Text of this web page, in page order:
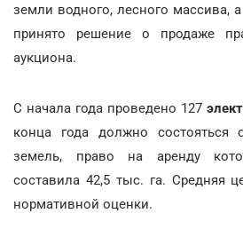
земли водного, лесного массива,
принято решение о продаже
аукциона.
С начала года проведено 127
конца года должно состояться
земель, право на аренду
составила 42,5 тыс. га. Средняя
нормативной оценки.